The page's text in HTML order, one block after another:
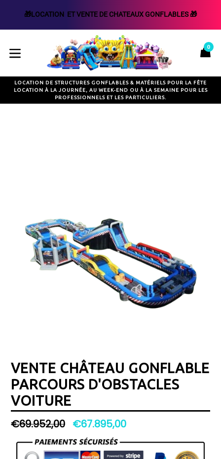
🎁LOCATION  ET VENTE DE CHATEAUX GONFLABLES 🎁
au
contenudévelopper/réduire
0
LOCATION DE STRUCTURES GONFLABLES & MATÉRIELS POUR LA FÊTE
LOCATION À LA JOURNÉE, AU WEEK-END OU À LA SEMAINE POUR LES
PROFESSIONNELS ET LES PARTICULIERS.
VENTE CHÂTEAU GONFLABLE
PARCOURS D'OBSTACLES
VOITURE
Prix
régulier
€69.952,00 €67.895,00